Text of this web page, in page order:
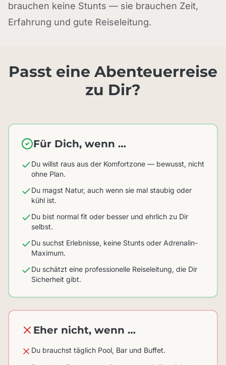
brauchen keine Stunts — sie brauchen Zeit,
Erfahrung und gute Reiseleitung.
Passt eine Abenteuerreise
zu Dir?
Für Dich, wenn …
Du willst raus aus der Komfortzone — bewusst, nicht
ohne Plan.
Du magst Natur, auch wenn sie mal staubig oder
kühl ist.
Du bist normal fit oder besser und ehrlich zu Dir
selbst.
Du suchst Erlebnisse, keine Stunts oder Adrenalin-
Maximum.
Du schätzt eine professionelle Reiseleitung, die Dir
Sicherheit gibt.
Eher nicht, wenn …
Du brauchst täglich Pool, Bar und Buffet.